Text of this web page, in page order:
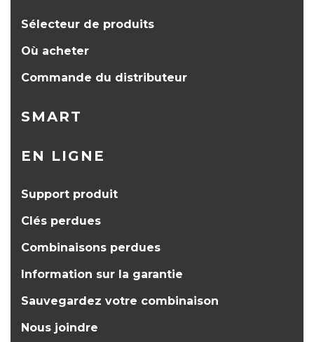
Sélecteur de produits
Où acheter
Commande du distributeur
SMART
EN LIGNE
Support produit
Clés perdues
Combinaisons perdues
Information sur la garantie
Sauvegardez votre combinaison
Nous joindre